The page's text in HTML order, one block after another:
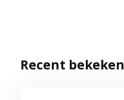
Recent bekeken